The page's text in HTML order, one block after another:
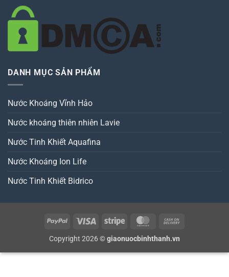
DANH MỤC SẢN PHẨM
Nước Khoáng Vĩnh Hảo
Nước khoáng thiên nhiên Lavie
Nước Tinh Khiết Aquafina
Nước Khoáng Ion Life
Nước Tinh Khiết Bidrico
PayPal Visa Stripe MasterCard
Copyright 2026 ©giaonuocbinhthanh.vn